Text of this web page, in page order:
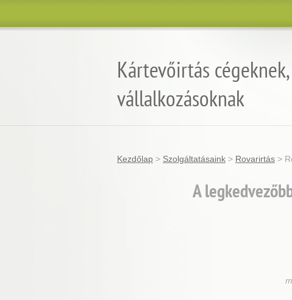
Kártevőirtás cégeknek,
vállalkozásoknak
Kezdőlap > Szolgáltatásaink > Rovarirtás >
A